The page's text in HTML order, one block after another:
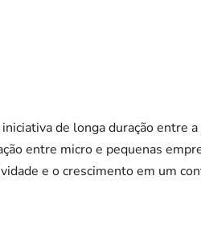
de longa duração entre
entre micro e pequenas
e o crescimento em um